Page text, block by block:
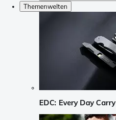
Themenwelten
EDC: Every Day Carry